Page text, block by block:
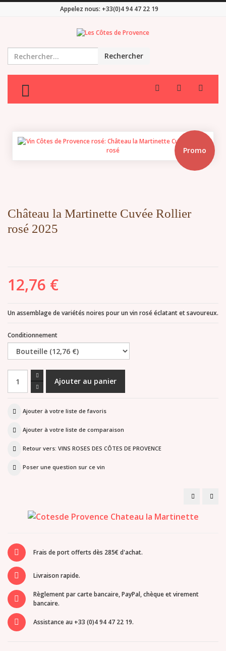
Appelez nous: +33(0)4 94 47 22 19
Rechercher
TOGGLE MENU
Promo
Château la Martinette Cuvée Rollier
rosé 2025
12,76 €
Un assemblage de variétés noires pour un vin rosé éclatant et savoureux.
Conditionnement
Ajouter à votre liste de favoris
Ajouter à votre liste de comparaison
Retour vers: VINS ROSES DES CÔTES DE PROVENCE
Poser une question sur ce vin
Château
Cuvée
Prestige
Frais de port offerts dès 285€ d'achat.
Livraison rapide.
Règlement par carte bancaire, PayPal, chèque et virement
bancaire.
Assistance au +33 (0)4 94 47 22 19.